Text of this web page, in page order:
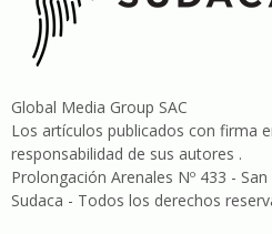
Global Media Group SAC
Los artículos publicados con firma
responsabilidad de sus autores .
Prolongación Arenales Nº 433 -
Sudaca - Todos los derechos